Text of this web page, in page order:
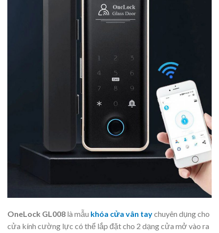
OneLock GL008 là mẫu khóa cửa vân taychuyên dụng cho
cửa kính cường lực có thể lắp đặt cho 2 dạng cửa mở vào ra